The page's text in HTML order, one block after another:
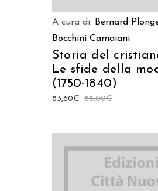
A cura di: Bernard
Bocchini Camaiani
Storia del
Le sfide della
(1750-1840)
88,00€
83,60€